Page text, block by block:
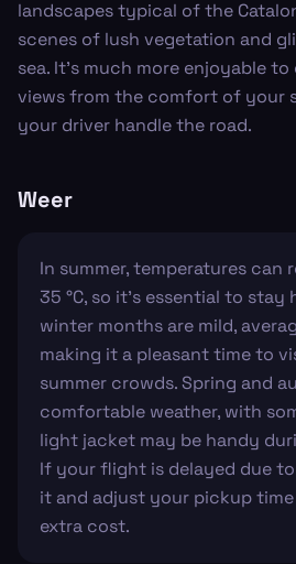
landscapes typical of the
scenes of lush vegetation and
sea. It's much more enjoyable
views from the comfort of your
your driver handle the road.
Weer
In summer, temperatures can
35 °C, so it's essential to stay
winter months are mild,
making it a pleasant time to
summer crowds. Spring and
comfortable weather, with
light jacket may be handy
If your flight is delayed due
it and adjust your pickup
extra cost.